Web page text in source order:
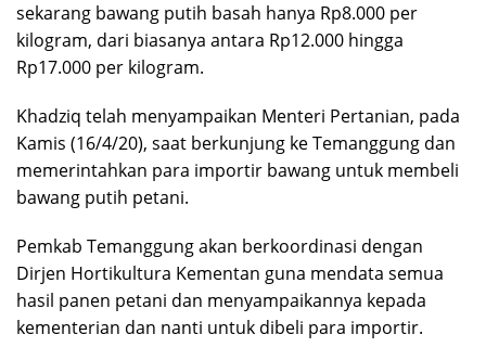
sekarang bawang putih basah hanya Rp8.000 per
kilogram, dari biasanya antara Rp12.000 hingga
Rp17.000 per kilogram.
Khadziq telah menyampaikan Menteri Pertanian, pada
Kamis (16/4/20), saat berkunjung ke Temanggung dan
memerintahkan para importir bawang untuk membeli
bawang putih petani.
Pemkab Temanggung akan berkoordinasi dengan
Dirjen Hortikultura Kementan guna mendata semua
hasil panen petani dan menyampaikannya kepada
kementerian dan nanti untuk dibeli para importir.